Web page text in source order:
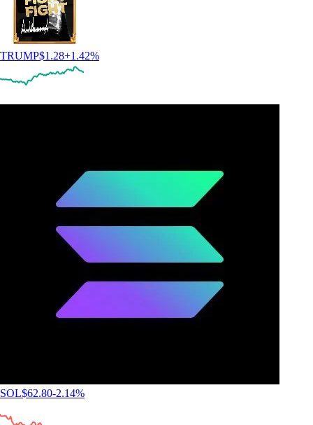
TRUMP$1.28+1.42%
SOL$62.80-2.14%